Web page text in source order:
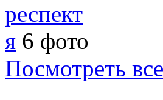
респект
я 6 фото
Посмотреть